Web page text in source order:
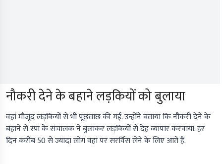
नौकरी देने के बहाने लड़कियों को बुलाया
वहां मौजूद लड़कियों से भी पूछताछ की गई. उन्होंने बताया कि नौकरी देने के
बहाने से स्पा के संचालक ने बुलाकर लड़कियों से देह व्यापार करवाया. हर
दिन करीब 50 से ज्यादा लोग वहां पर सरर्विस लेने के लिए आते हैं.